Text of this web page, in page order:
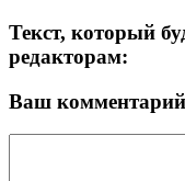
Текст, который
редакторам:
Ваш комментарий